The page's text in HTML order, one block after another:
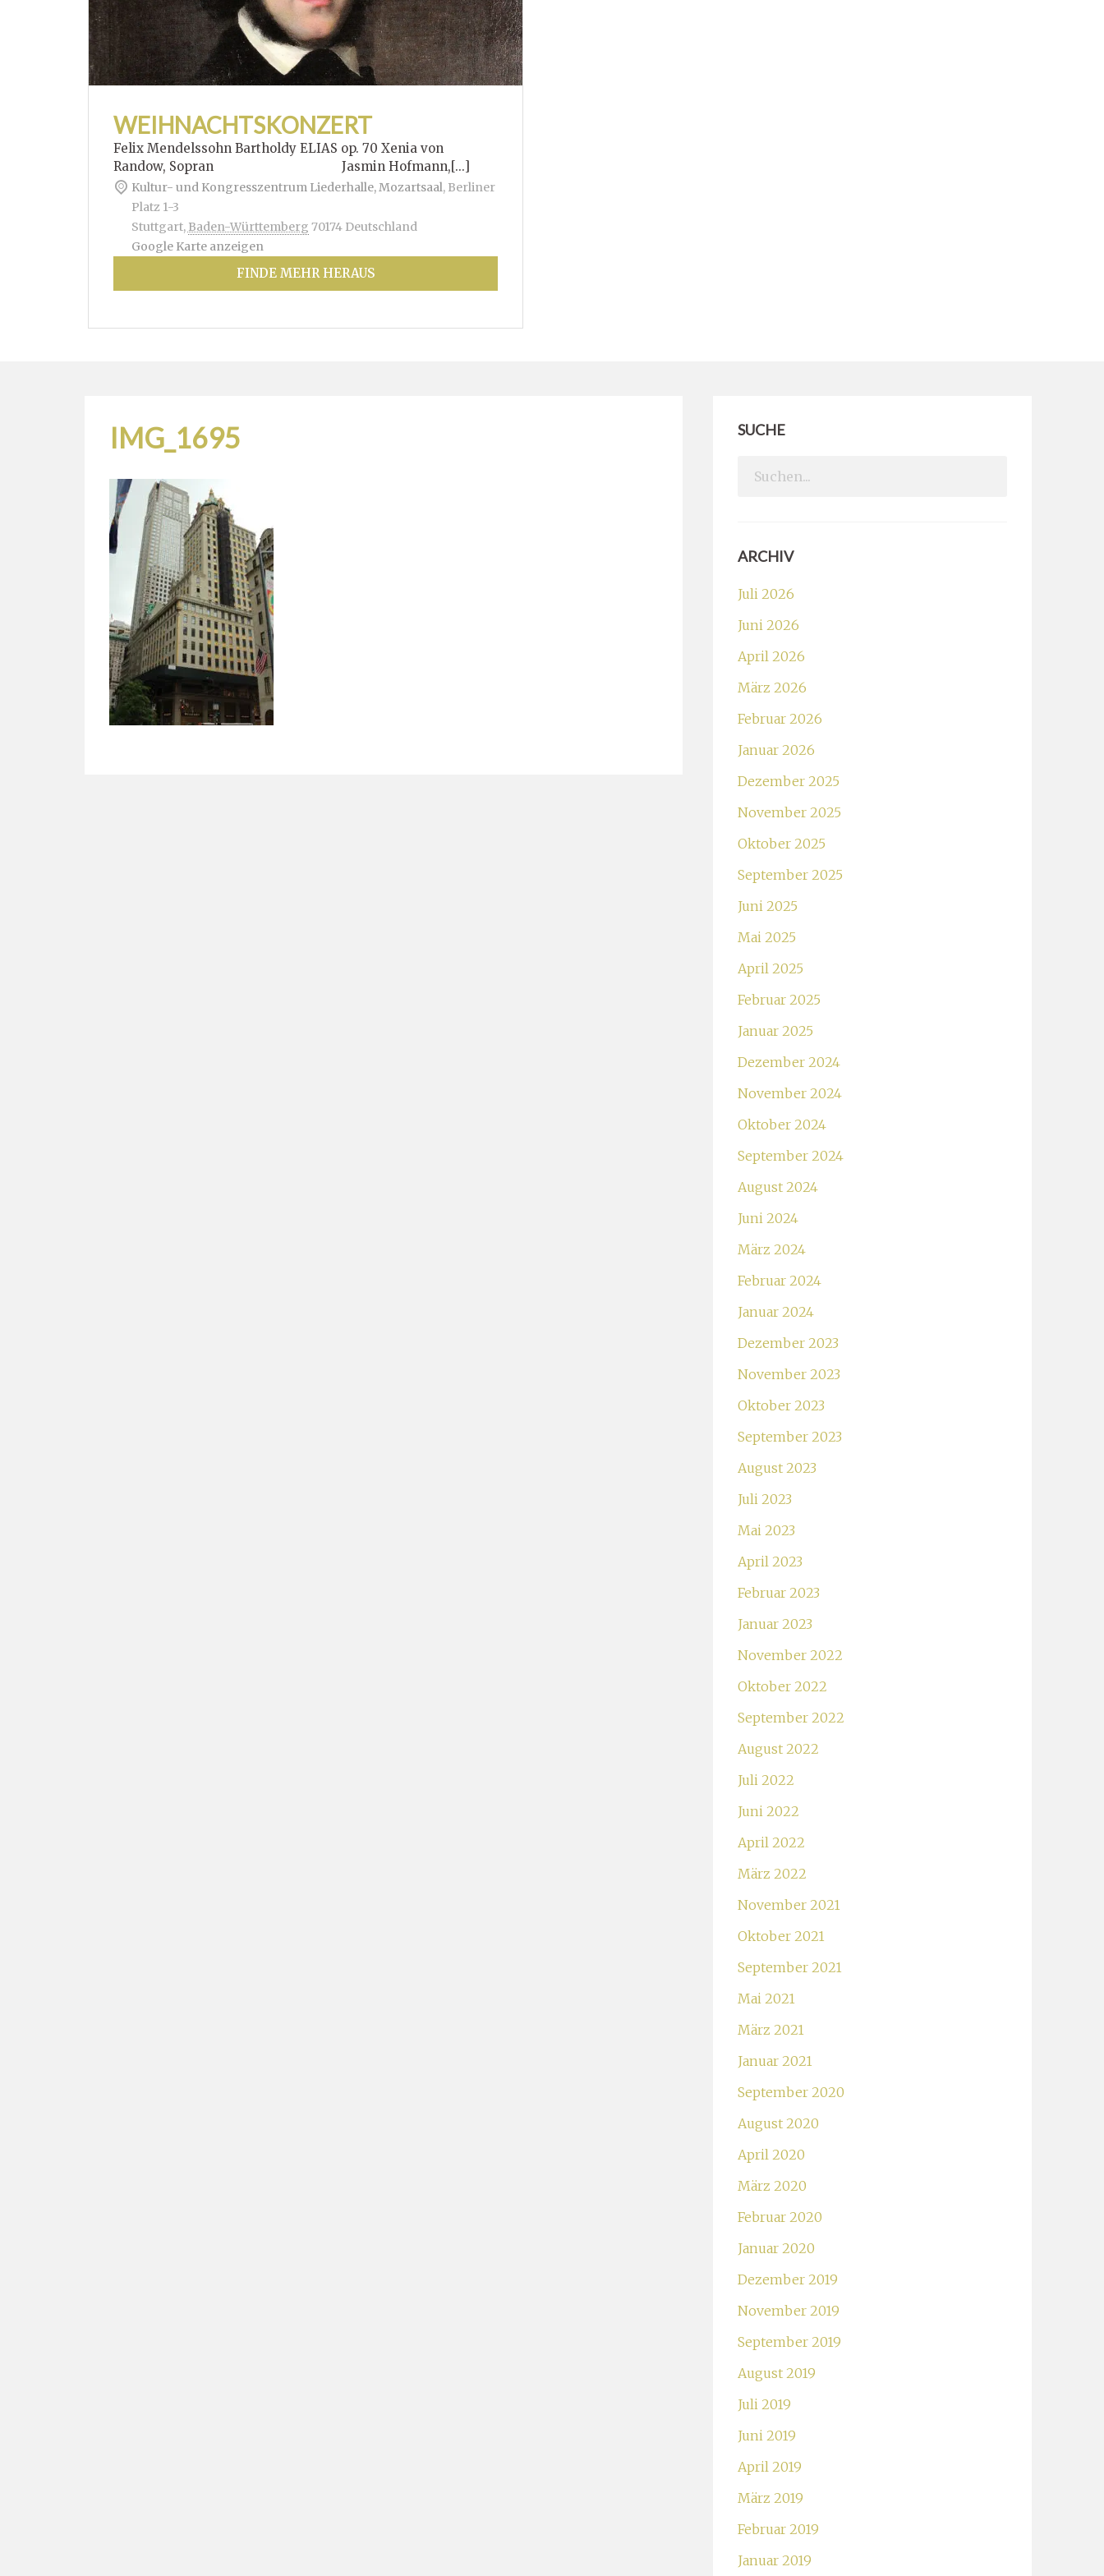
WEIHNACHTSKONZERT
Felix Mendelssohn Bartholdy ELIAS op. 70 Xenia von
Randow, Sopran Jasmin Hofmann,[...]
Kultur- und Kongresszentrum Liederhalle, Mozartsaal, Berliner
Platz 1-3
Stuttgart, Baden-Württemberg 70174 Deutschland
Google Karte anzeigen
FINDE MEHR HERAUS
IMG_1695 SUCHE
Search
ARCHIV
Juli 2026
Juni 2026
April 2026
März 2026
Februar 2026
Januar 2026
Dezember 2025
November 2025
Oktober 2025
September 2025
Juni 2025
Mai 2025
April 2025
Februar 2025
Januar 2025
Dezember 2024
November 2024
Oktober 2024
September 2024
August 2024
Juni 2024
März 2024
Februar 2024
Januar 2024
Dezember 2023
November 2023
Oktober 2023
September 2023
August 2023
Juli 2023
Mai 2023
April 2023
Februar 2023
Januar 2023
November 2022
Oktober 2022
September 2022
August 2022
Juli 2022
Juni 2022
April 2022
März 2022
November 2021
Oktober 2021
September 2021
Mai 2021
März 2021
Januar 2021
September 2020
August 2020
April 2020
März 2020
Februar 2020
Januar 2020
Dezember 2019
November 2019
September 2019
August 2019
Juli 2019
Juni 2019
April 2019
März 2019
Februar 2019
Januar 2019